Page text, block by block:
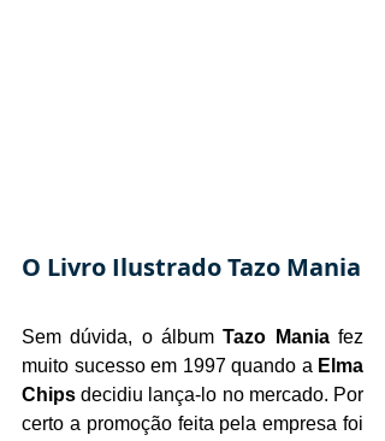
O Livro Ilustrado Tazo Mania
Sem dúvida, o álbum Tazo Mania fez
muito sucesso em 1997 quando a Elma
Chips decidiu lança-lo no mercado. Por
certo a promoção feita pela empresa foi